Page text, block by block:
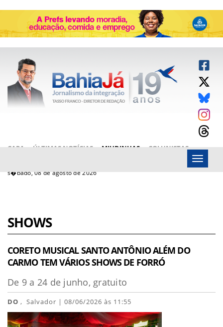
CAPA ÚLTIMAS NOTÍCIAS MIUDINHAS
COLUNISTAS
s�bado, 08 de agosto de 2026
Menu
SHOWS
CORETO MUSICAL SANTO ANTÔNIO ALÉM DO
CARMO TEM VÁRIOS SHOWS DE FORRÓ
De 9 a 24 de junho, gratuito
DO , Salvador | 08/06/2026 às 11:55